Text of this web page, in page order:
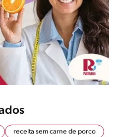
receita sem carne de porco